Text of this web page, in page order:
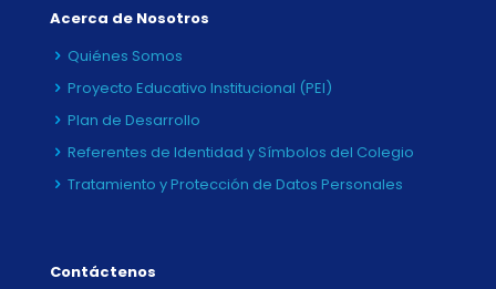
Acerca de Nosotros
Quiénes Somos
Proyecto Educativo Institucional (PEI)
Plan de Desarrollo
Referentes de Identidad y Símbolos del Colegio
Tratamiento y Protección de Datos Personales
Contáctenos